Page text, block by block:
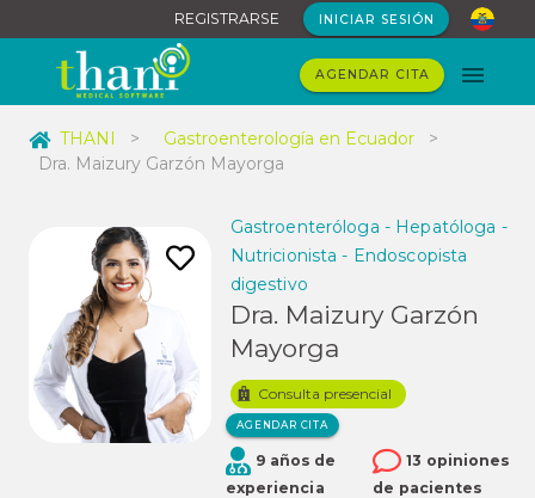
REGISTRARSE INICIAR SESIÓN
AGENDAR CITA
THANI > Gastroenterología en Ecuador
>
Dra. Maizury Garzón Mayorga
Gastroenteróloga - Hepatóloga -
Nutricionista - Endoscopista
digestivo
Dra. Maizury Garzón
Mayorga
Consulta presencial
AGENDAR CITA
9 años de
experiencia
13 opiniones
de pacientes